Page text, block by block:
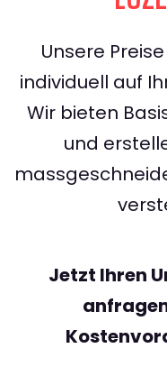
Unsere
individuell auf
Wir bieten
und
Jetzt Ihren